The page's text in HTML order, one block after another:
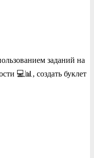
заданий на
💻📊, создать буклет